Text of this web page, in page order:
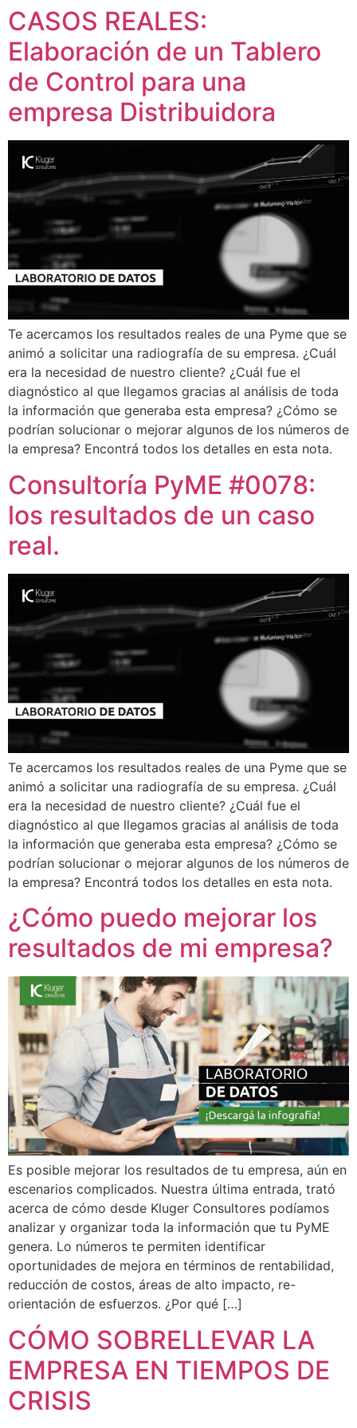
contenido
CASOS REALES:
Elaboración de un Tablero
de Control para una
empresa Distribuidora
Te acercamos los resultados reales de una Pyme que se
animó a solicitar una radiografía de su empresa. ¿Cuál
era la necesidad de nuestro cliente? ¿Cuál fue el
diagnóstico al que llegamos gracias al análisis de toda
la información que generaba esta empresa? ¿Cómo se
podrían solucionar o mejorar algunos de los números de
la empresa? Encontrá todos los detalles en esta nota.
Consultoría PyME #0078:
los resultados de un caso
real.
Te acercamos los resultados reales de una Pyme que se
animó a solicitar una radiografía de su empresa. ¿Cuál
era la necesidad de nuestro cliente? ¿Cuál fue el
diagnóstico al que llegamos gracias al análisis de toda
la información que generaba esta empresa? ¿Cómo se
podrían solucionar o mejorar algunos de los números de
la empresa? Encontrá todos los detalles en esta nota.
¿Cómo puedo mejorar los
resultados de mi empresa?
Es posible mejorar los resultados de tu empresa, aún en
escenarios complicados. Nuestra última entrada, trató
acerca de cómo desde Kluger Consultores podíamos
analizar y organizar toda la información que tu PyME
genera. Lo números te permiten identificar
oportunidades de mejora en términos de rentabilidad,
reducción de costos, áreas de alto impacto, re-
orientación de esfuerzos. ¿Por qué […]
CÓMO SOBRELLEVAR LA
EMPRESA EN TIEMPOS DE
CRISIS